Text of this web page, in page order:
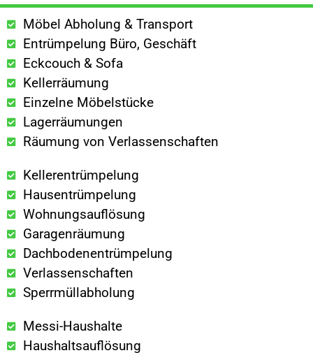
Möbel Abholung & Transport
Entrümpelung Büro, Geschäft
Eckcouch & Sofa
Kellerräumung
Einzelne Möbelstücke
Lagerräumungen
Räumung von Verlassenschaften
Kellerentrümpelung
Hausentrümpelung
Wohnungsauflösung
Garagenräumung
Dachbodenentrümpelung
Verlassenschaften
Sperrmüllabholung
Messi-Haushalte
Haushaltsauflösung